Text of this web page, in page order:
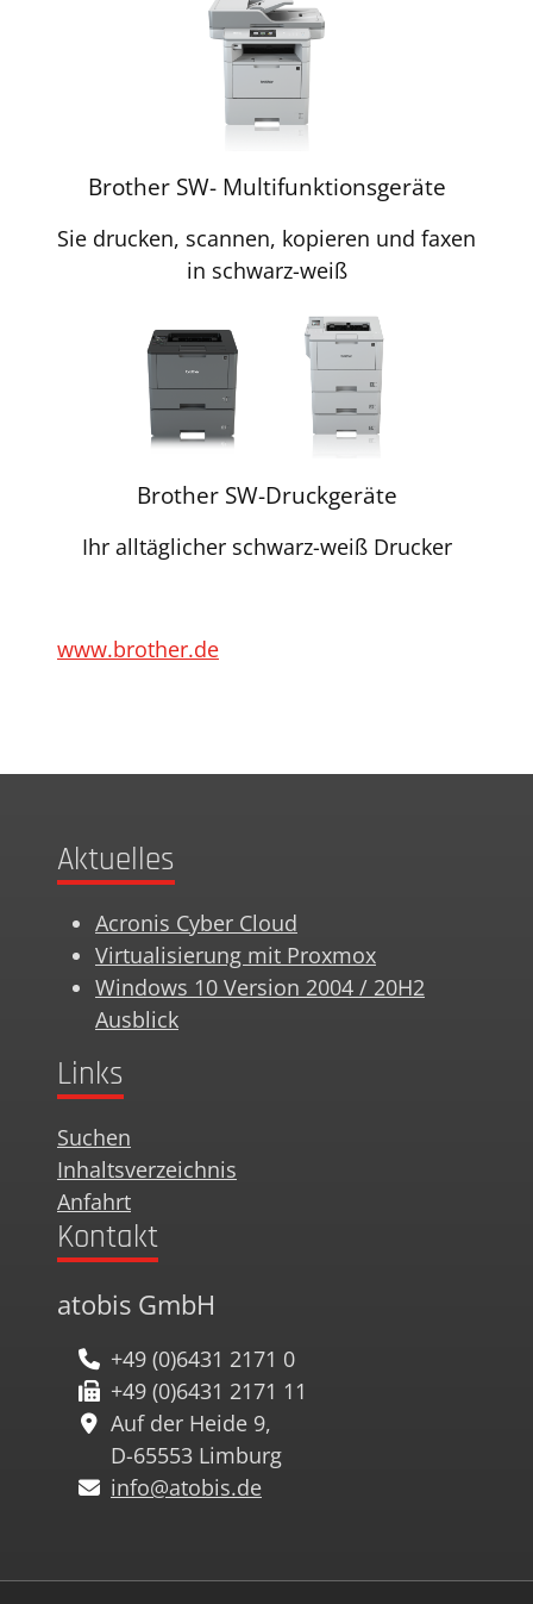
Brother SW- Multifunktionsgeräte
Sie drucken, scannen, kopieren und faxen
in schwarz-weiß
Brother SW-Druckgeräte
Ihr alltäglicher schwarz-weiß Drucker
www.brother.de
Aktuelles
Acronis Cyber Cloud
Virtualisierung mit Proxmox
Windows 10 Version 2004 / 20H2
Ausblick
Links
Suchen
Inhaltsverzeichnis
Anfahrt
Kontakt
atobis GmbH
+49 (0)6431 2171 0
+49 (0)6431 2171 11
Auf der Heide 9,
D-65553 Limburg
info@atobis.de